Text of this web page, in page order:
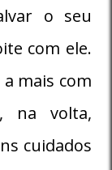
o seu
com ele.
mais com
na volta,
cuidados